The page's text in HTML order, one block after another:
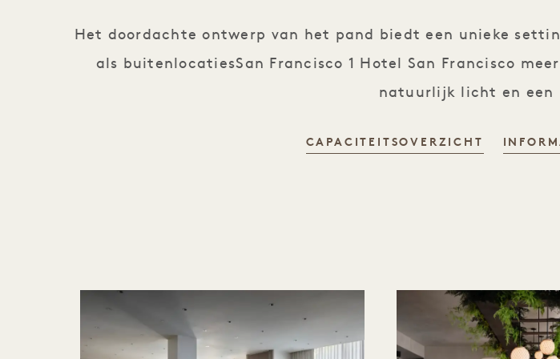
Het doordachte ontwerp van het pand biedt een unieke
als buitenlocatiesSan Francisco 1 Hotel San Francisco
natuurlijk licht en
CAPACITEITSOVERZICHT